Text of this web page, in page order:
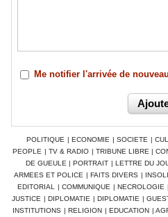
Me notifier l'arrivée de
POLITIQUE | ECONOMIE | SOCIETE |
PEOPLE | TV & RADIO | TRIBUNE LIBRE |
DE GUEULE | PORTRAIT | LETTRE DU
ARMEES ET POLICE | FAITS DIVERS |
EDITORIAL
| COMMUNIQUE | NECROLOGIE |
JUSTICE | DIPLOMATIE | DIPLOMATIE |
INSTITUTIONS | RELIGION | EDUCATION |